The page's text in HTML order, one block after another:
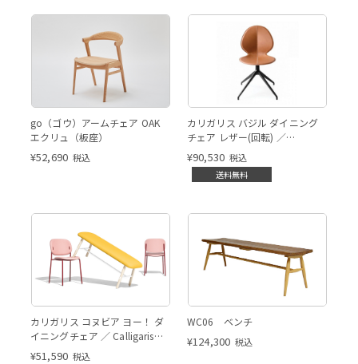
go（ゴウ）アームチェア OAK
エクリュ（板座）
¥52,690 税込
カリガリス バジル ダイニング
チェア レザー(回転) ／
Calligaris BASIL Dining
chair[CS1856 180]
¥90,530 税込
送料無料
カリガリス コヌビア ヨー！ ダ
イニングチェア ／ Calligaris
YO! Dining chair[CB1986-N]
¥51,590 税込
WC06 ベンチ
¥124,300 税込